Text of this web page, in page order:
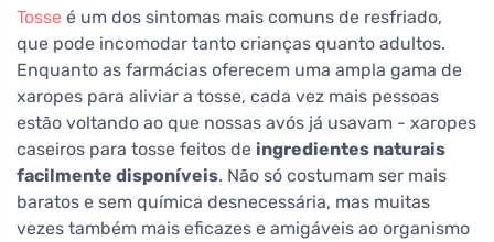
Tosse é um dos sintomas mais comuns de resfriado,
que pode incomodar tanto crianças quanto adultos.
Enquanto as farmácias oferecem uma ampla gama de
xaropes para aliviar a tosse, cada vez mais pessoas
estão voltando ao que nossas avós já usavam - xaropes
caseiros para tosse feitos de ingredientes naturais
facilmente disponíveis. Não só costumam ser mais
baratos e sem química desnecessária, mas muitas
vezes também mais eficazes e amigáveis ao organismo